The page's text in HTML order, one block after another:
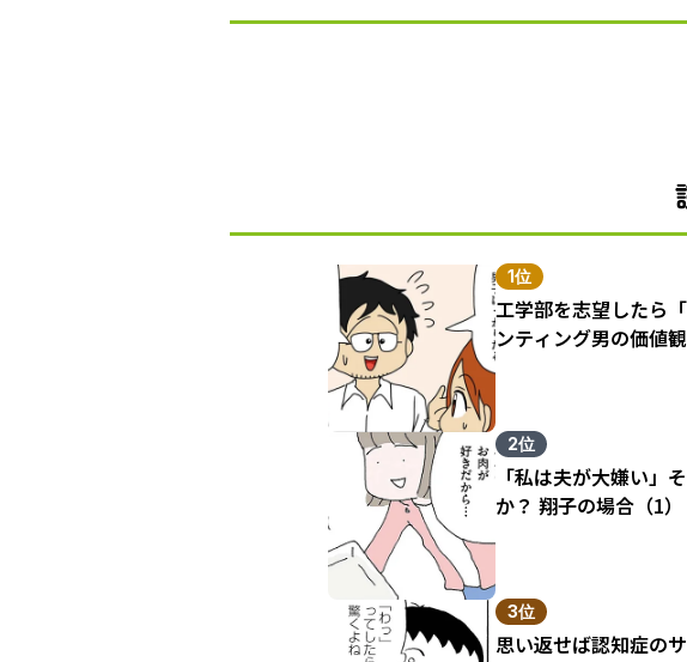
1位
工学部を志望したら
ンティング男の価値
2位
「私は夫が大嫌い」
か？ 翔子の場合（1）
3位
思い返せば認知症の